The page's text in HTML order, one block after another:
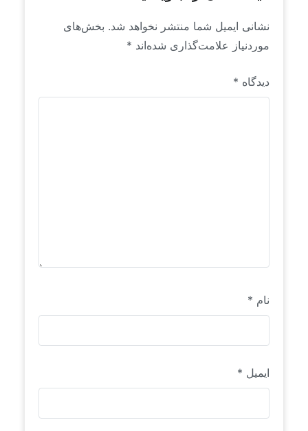
نشانی ایمیل شما منتشر نخواهد شد. بخش‌های
موردنیاز علامت‌گذاری شده‌اند *
دیدگاه *
نام *
ایمیل *